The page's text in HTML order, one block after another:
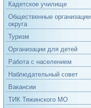
Кадетское училище
Общественные организации
округа
Туризм
Организации для детей
Работа с населением
Наблюдательный совет
Вакансии
ТИК Тяжинского МО